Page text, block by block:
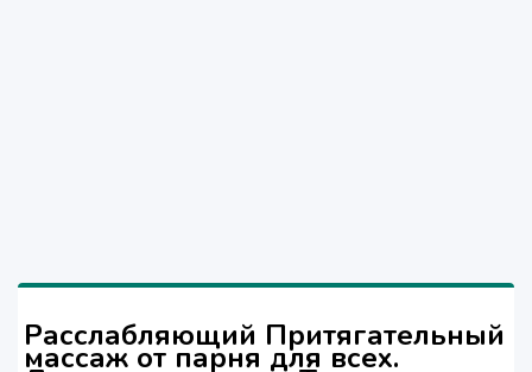
Расслабляющий Притягательный
массаж от парня для всех.